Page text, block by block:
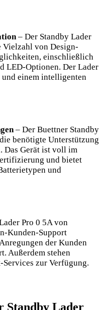
– Der Standby Lader
Vielzahl von Design-
einschließlich
LED-Optionen. Der⁢ Lader
und einem ‌intelligenten
– ​Der ‍Buettner Standby⁤
benötigte Unterstützung
Das Gerät ist voll im​
und bietet
und
Pro 0 5A von
Kunden-Support⁤
der Kunden
Außerdem stehen
‌zur⁣ Verfügung.
‌Standby⁢ Lader